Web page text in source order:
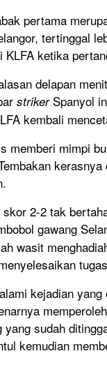
pertama
tertinggal
KLFA ketika
delapan
strikerSpanyol
kembali
memberi mimpi
2-2 tak
gawang
wasit
kejadian
sudah
kemudian